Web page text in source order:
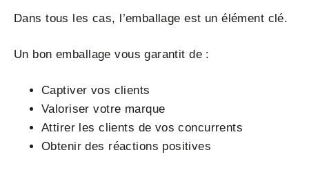
Dans tous les cas, l’emballage est un élément clé.
Un bon emballage vous garantit de :
Captiver vos clients
Valoriser votre marque
Attirer les clients de vos concurrents
Obtenir des réactions positives